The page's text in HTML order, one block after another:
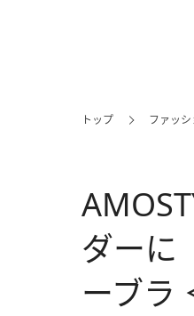
トップ ファッシ
ダーに
ーブラ